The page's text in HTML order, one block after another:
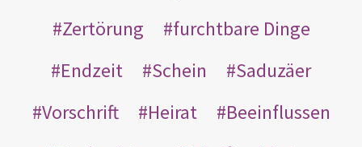
Zertörung
furchtbare Dinge
Endzeit
Schein
Saduzäer
Vorschrift
Heirat
Beeinflussen